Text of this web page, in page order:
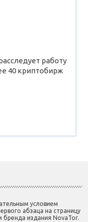
работу
40 криптобирж
условием
абзаца на страницу
бренда издания NovaTor.